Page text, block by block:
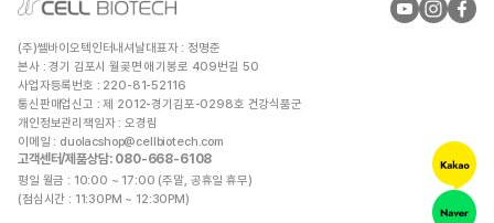
(주)쎌바이오텍인터내셔날대표자 : 정명준
본사 : 경기 김포시 월곶면 애기봉로 409번길 50
사업자등록번호 : 220-81-52116
통신판매업신고 : 제 2012-경기김포-0298호 건강식품군
개인정보관리책임자 : 오경림
이메일 : duolacshop@cellbiotech.com
고객센터/제품상담: 080-668-6108
평일 월금 : 10:00 ~ 17:00 (주말, 공휴일 휴무)
(점심시간 : 11:30PM ~ 12:30PM)